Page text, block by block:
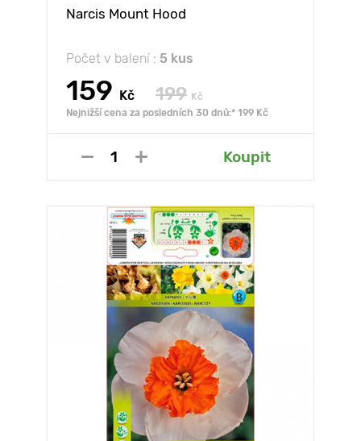
Narcis Mount Hood
Počet v balení : 5 kus
159 Kč 199 Kč
Nejnižší cena za posledních 30 dnů:* 199 Kč
Koupit